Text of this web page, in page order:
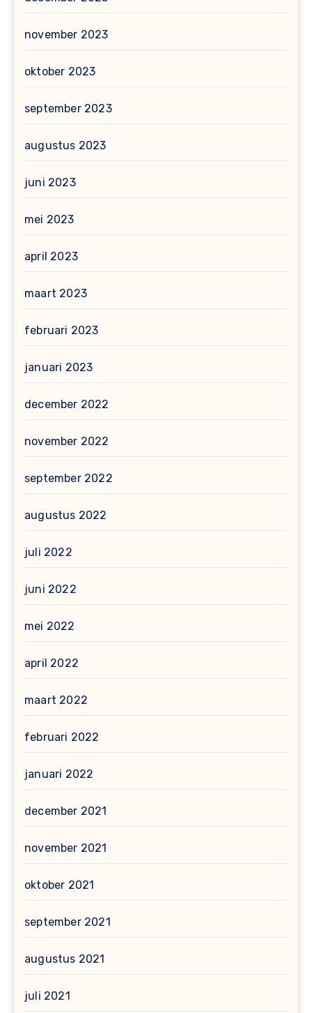
november 2023
oktober 2023
september 2023
augustus 2023
juni 2023
mei 2023
april 2023
maart 2023
februari 2023
januari 2023
december 2022
november 2022
september 2022
augustus 2022
juli 2022
juni 2022
mei 2022
april 2022
maart 2022
februari 2022
januari 2022
december 2021
november 2021
oktober 2021
september 2021
augustus 2021
juli 2021